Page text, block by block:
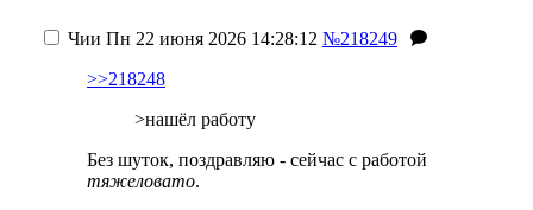
Чии Пн 22 июня 2026 14:28:12 №218249
>>218248
>нашёл работу
Без шуток, поздравляю - сейчас с работой
тяжеловато.